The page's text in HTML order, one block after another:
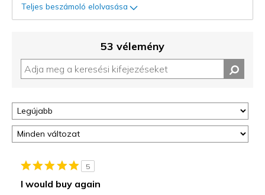
Teljes beszámoló elolvasása
53 vélemény
5
I would buy again